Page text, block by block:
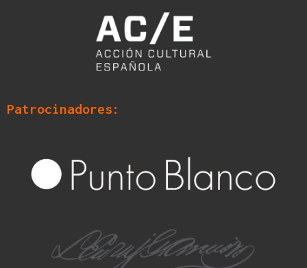
Patrocinadores: